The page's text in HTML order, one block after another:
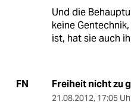
Und die
keine
ist, hat sie auch
FN Freiheit nicht zu
21.08.2012, 17:05